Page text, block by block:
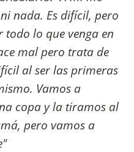
nada. Es difícil, pero
lo que venga en
mal pero trata de
al ser las primeras
Vamos a
copa y la tiramos al
pero vamos a